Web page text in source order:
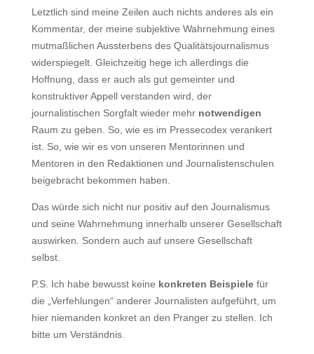
Letztlich sind meine Zeilen auch nichts anderes als ein
Kommentar, der meine subjektive Wahrnehmung eines
mutmaßlichen Aussterbens des Qualitätsjournalismus
widerspiegelt. Gleichzeitig hege ich allerdings die
Hoffnung, dass er auch als gut gemeinter und
konstruktiver Appell verstanden wird, der
journalistischen Sorgfalt wieder mehr notwendigen
Raum zu geben. So, wie es im Pressecodex verankert
ist. So, wie wir es von unseren Mentorinnen und
Mentoren in den Redaktionen und Journalistenschulen
beigebracht bekommen haben.
Das würde sich nicht nur positiv auf den Journalismus
und seine Wahrnehmung innerhalb unserer Gesellschaft
auswirken. Sondern auch auf unsere Gesellschaft
selbst.
P.S. Ich habe bewusst keine konkreten Beispielefür
die „Verfehlungen“ anderer Journalisten aufgeführt, um
hier niemanden konkret an den Pranger zu stellen. Ich
bitte um Verständnis.